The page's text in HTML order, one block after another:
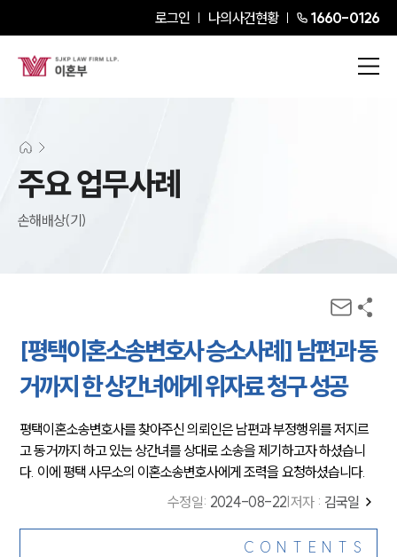
로그인 나의사건현황 1660-0126
주요 업무사례
손해배상(기)
[평택이혼소송변호사 승소사례] 남편과 동
거까지 한 상간녀에게 위자료 청구 성공
평택이혼소송변호사를 찾아주신 의뢰인은 남편과 부정행위를 저지르
고 동거까지 하고 있는 상간녀를 상대로 소송을 제기하고자 하셨습니
다. 이에 평택 사무소의 이혼소송변호사에게 조력을 요청하셨습니다.
수정일: 2024-08-22 저자 : 김국일
CONTENTS